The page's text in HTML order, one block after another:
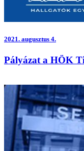
2021. augusztus 4.
Pályázat a HÖK